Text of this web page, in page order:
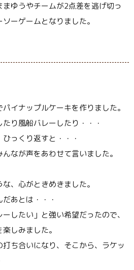
ゆうやチームが2点差を逃げ切っ
ーゲームとなりました。
イナップルケーキを作りました。
り風船バレーしたり・・・
っくり返すと・・・
なが声をあわせて言いました。
、心がときめきました。
あとは・・・
したい」と強い希望だったので、
しみました。
ち合いになり、そこから、ラケッ